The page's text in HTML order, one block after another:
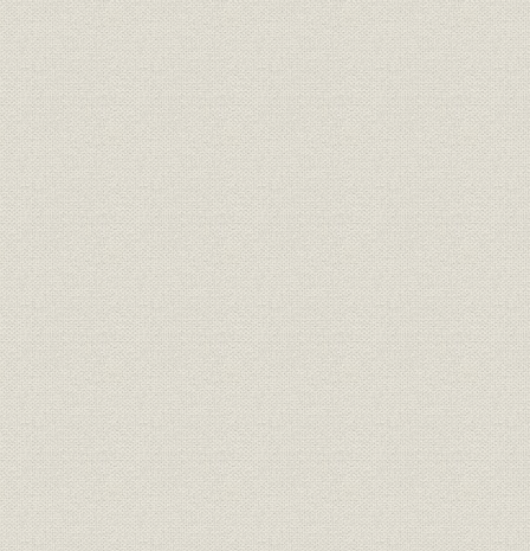
経営 期別地方別年末現在契約統計表
財務・業績 貸借対照一覧表(資産)
財務・業績 貸借対照一覧表(負債)
経営 収入支出一覧表
経営 剰余金一覧表
経営 剰余金処分一覧表
経営 事業費一覧表